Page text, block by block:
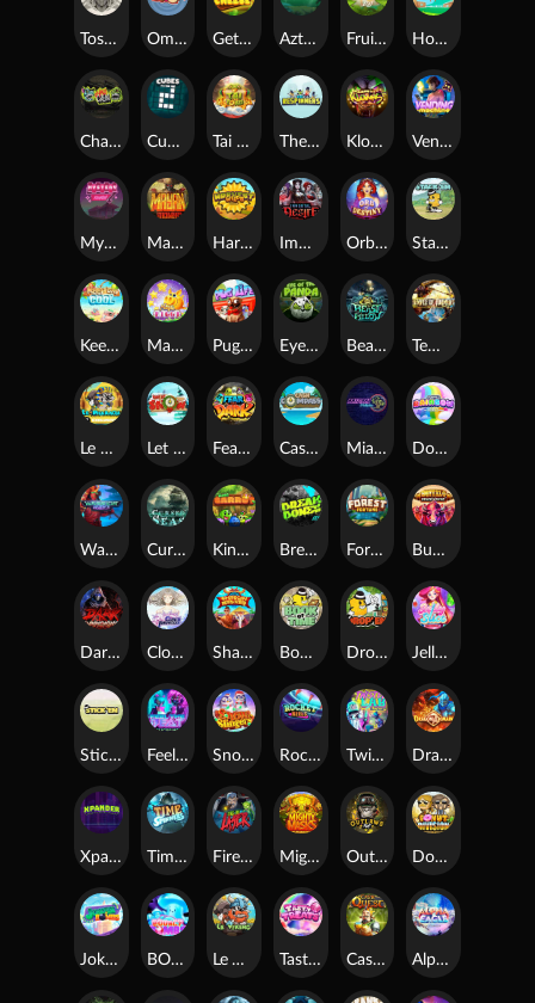
Toshi Video Club OmNom Get The Cheese Aztec Twist Fruit Duel Hop'n'Pop
Chaos Crew Cubes 2 Tai The Toad The Respinners Klowns Vending Machine
Mystery Motel Mayan Stackways Harvest Wilds Immortal Desire Orb of Destiny Stack'em
Keep 'em Cool Magic Piggy Pug Life Eye of the Panda Beast Below Temple of Torment
Le Pharaoh Let It Snow Fear the Dark Cash Compass Miami Multiplier Double Rainbow
Warrior Ways Cursed Seas King Carrot Break Bones Forest Fortune Buffalo Stack'n'Sync
Dark Summoning Cloud Princess Shaolin Master Book of Time Drop'em Jelly Slice
Stick'em Feel The Beat Snow Slingers Rocket Reels Twisted Lab Dragon’s Domain
Xpander Time Spinners Fire My Laser Mighty Masks Outlasw Inc Donut Division
Joker Bombs BOUNCY BOMBS Le Viking Tasty Treats Cash Quest Alpha Eagle